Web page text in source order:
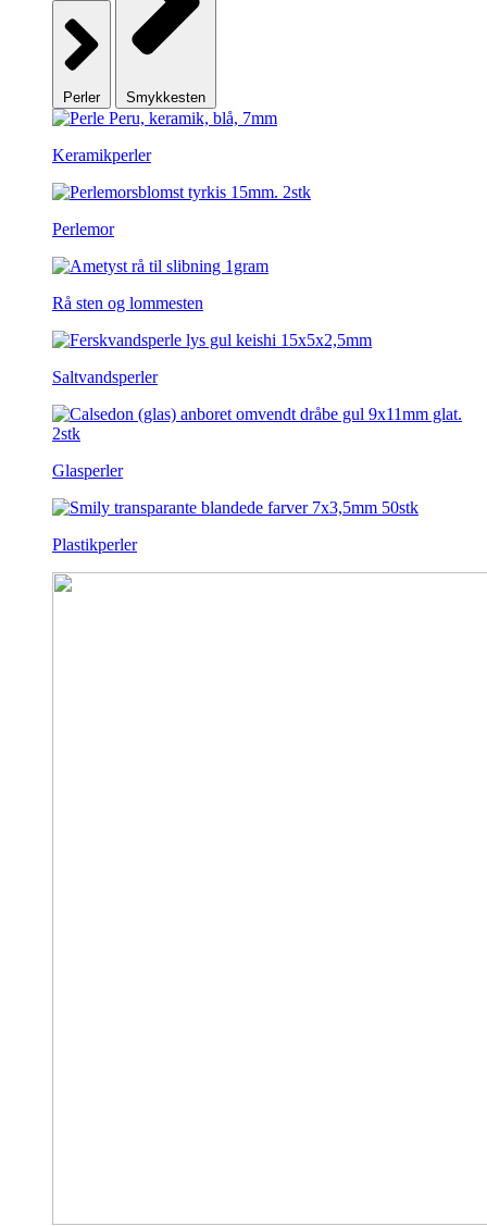
Perler Smykkesten
Keramikperler
Perlemor
Rå sten og lommesten
Saltvandsperler
Glasperler
Plastikperler